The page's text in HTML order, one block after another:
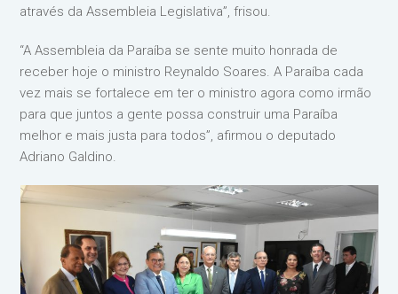
através da Assembleia Legislativa”, frisou.
“A Assembleia da Paraíba se sente muito honrada de
receber hoje o ministro Reynaldo Soares. A Paraíba cada
vez mais se fortalece em ter o ministro agora como irmão
para que juntos a gente possa construir uma Paraíba
melhor e mais justa para todos”, afirmou o deputado
Adriano Galdino.